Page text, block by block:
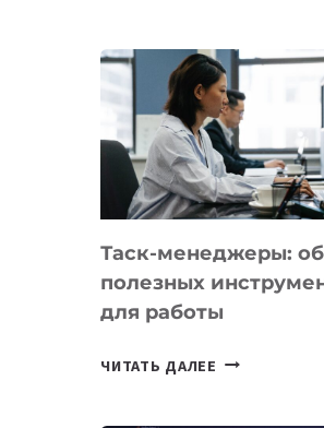
БИЗНЕСА:
КАКИЕ
3
ЗАДАЧИ
ЕМУ
МОЖНО
УЖЕ
СЕГОДНЯ
Таск-менеджеры:
полезных
для работы
ЧИТАТЬ ДАЛЕЕ ТАСК-